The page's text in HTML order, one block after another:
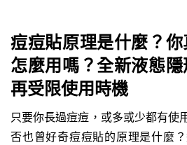
痘痘貼原理是什麼？
怎麼用嗎？全新液態
再受限使用時機
只要你長過痘痘，或多或少都有使
否也曾好奇痘痘貼的原理是什麼